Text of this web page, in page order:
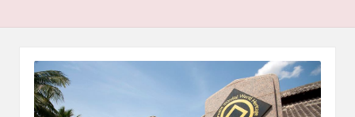
ทะเล
ไทย